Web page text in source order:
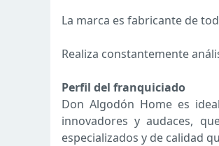
La marca es fabricante de
Realiza constantemente
Perfil del franquiciado
Don Algodón Home es
innovadores y audaces,
especializados y de calidad